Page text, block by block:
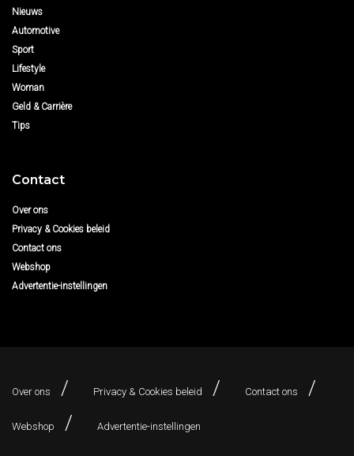
Nieuws
Automotive
Sport
Lifestyle
Woman
Geld & Carrière
Tips
Contact
Over ons
Privacy & Cookies beleid
Contact ons
Webshop
Advertentie-instellingen
Over ons Privacy & Cookies beleid Contact ons
Webshop Advertentie-instellingen